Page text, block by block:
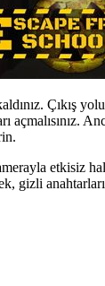
Çıkış
etkisiz
gizli